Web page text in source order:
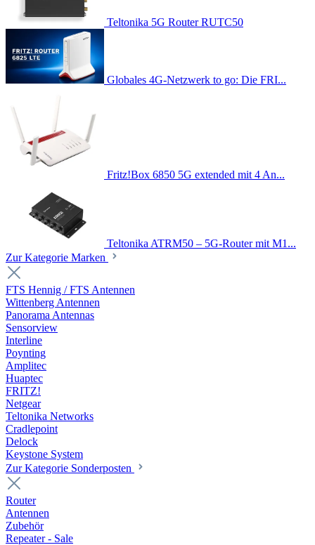
Teltonika 5G Router RUTC50
Globales 4G-Netzwerk to go: Die FRI...
Fritz!Box 6850 5G extended mit 4 An...
Teltonika ATRM50 – 5G-Router mit M1...
Zur Kategorie Marken
FTS Hennig / FTS Antennen
Wittenberg Antennen
Panorama Antennas
Sensorview
Interline
Poynting
Amplitec
Huaptec
FRITZ!
Netgear
Teltonika Networks
Cradlepoint
Delock
Keystone System
Zur Kategorie Sonderposten
Router
Antennen
Zubehör
Repeater - Sale